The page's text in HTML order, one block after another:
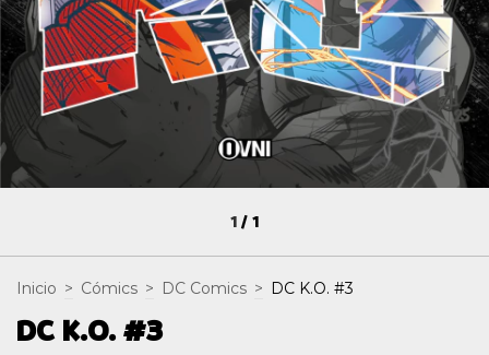
1/1
Inicio > Cómics > DC Comics > DC K.O. #3
DC K.O. #3